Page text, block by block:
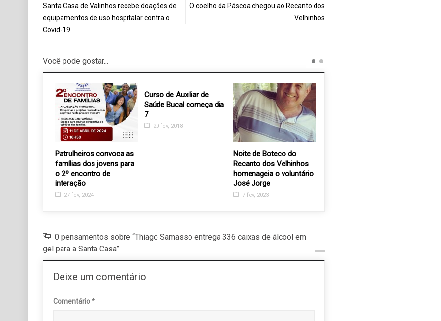
Santa Casa de Valinhos recebe doações de
equipamentos de uso hospitalar contra o
Covid-19
O coelho da Páscoa chegou ao Recanto dos
Velhinhos
Você pode gostar...
Patrulheiros convoca as
famílias dos jovens para
o 2º encontro de
interação
27 fev, 2024
Curso de Auxiliar de
Saúde Bucal começa dia
7
20 fev, 2018
Noite de Boteco do
Recanto dos Velhinhos
homenageia o voluntário
José Jorge
7 fev, 2023
0 pensamentos sobre “Thiago Samasso entrega 336 caixas de álcool em
gel para a Santa Casa”
Deixe um comentário
Comentário*